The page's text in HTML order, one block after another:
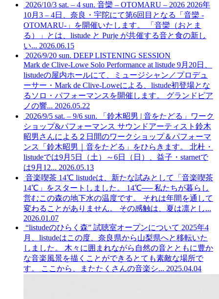
2026/10/3 sat. – 4 sun. 音欒 – OTOMARU – 2026 2026年
10月3 – 4日、奈良・宇陀にて第6回目となる「音欒 -
OTOMARU-」を開催いたします。 「音欒（おとま
る）」とは、listude と Purje が共催する音と食の新し
い... 2026.06.15
2026/9/20 sun. DEEP LISTENING SESSION
Mark de Clive-Lowe Solo Performance at listude 9月20日、
listudeの屋内ホールにて、ミュージシャン／プロデュ
ーサー・Mark de Clive-Loweによる、listude初登場とな
るソロ・パフォーマンスを開催します。 グランドピア
ノの響... 2026.05.22
2026/9/5 sat. – 9/6 sun. 「鈴木昭男 | 音をたどる」ワーク
ショップ&パフォーマンス サウンドアーティスト鈴木
昭男さんによる２日間のワークショップ＆パフォーマ
ンス「鈴木昭男｜音をたどる」をひらきます。 北杜・
listudeでは9月5日（土）～6日（日）、益子・starnetで
は9月12... 2026.05.13
音楽喫茶 14℃ listudeは、新たな試みとして「音楽喫茶
14℃」をスタートしました。 14℃── 私たちが暮らし
営むこの森の地下水の温度です。 それは年間を通して
変わることがありません。 その感触は、夏は凛とし...
2026.01.07
“listudeのひらく森” 試聴室オープンについて 2025年4
月、listudeはこの度、奈良県から山梨県へと移転いた
しました。 木々に囲まれながら自然の音とともに豊か
な音楽風景を描くことができるとても素敵な場所で
す。 ここから、またたくさんの音楽シ... 2025.04.04